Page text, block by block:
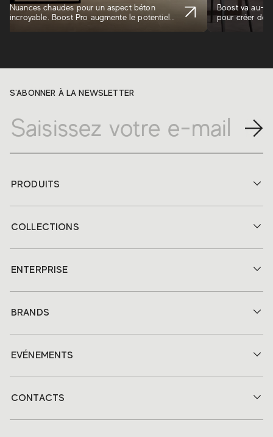
Nuances chaudes pour un aspect béton
incroyable. Boost Pro augmente le potentiel
Boost va au-
pour créer des
S'ABONNER À LA NEWSLETTER
PRODUITS
COLLECTIONS
ENTERPRISE
BRANDS
EVÉNEMENTS
CONTACTS